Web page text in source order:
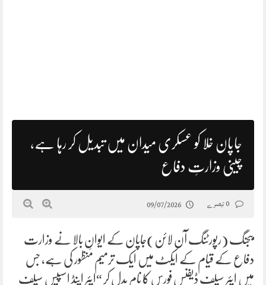
جاپان خلا کو عسکری میدان میں تبدیل کر رہا ہے،
چینی وزارتِ دفاع
09/07/2026
بیجنگ (رپورٹنگ آن لائن)جاپان کے ایوانِ بالا نے وزارت
دفاع کے قیام کے ایکٹ میں ایک ترمیم منظور کی ہے، جس
میں ایئر سیلف ڈیفنس فورس کا نام بدل کر “ایئر اینڈ اسپیس سیلف